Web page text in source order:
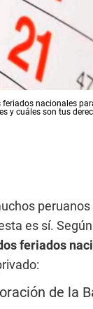
nacionales
y cuáles son tus
es sí.
feriados
de la